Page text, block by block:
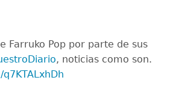
Farruko Pop por parte de sus
, noticias como son.